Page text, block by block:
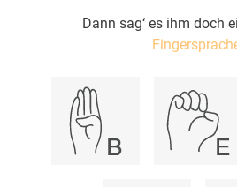
Dann sag‘ es ihm doch